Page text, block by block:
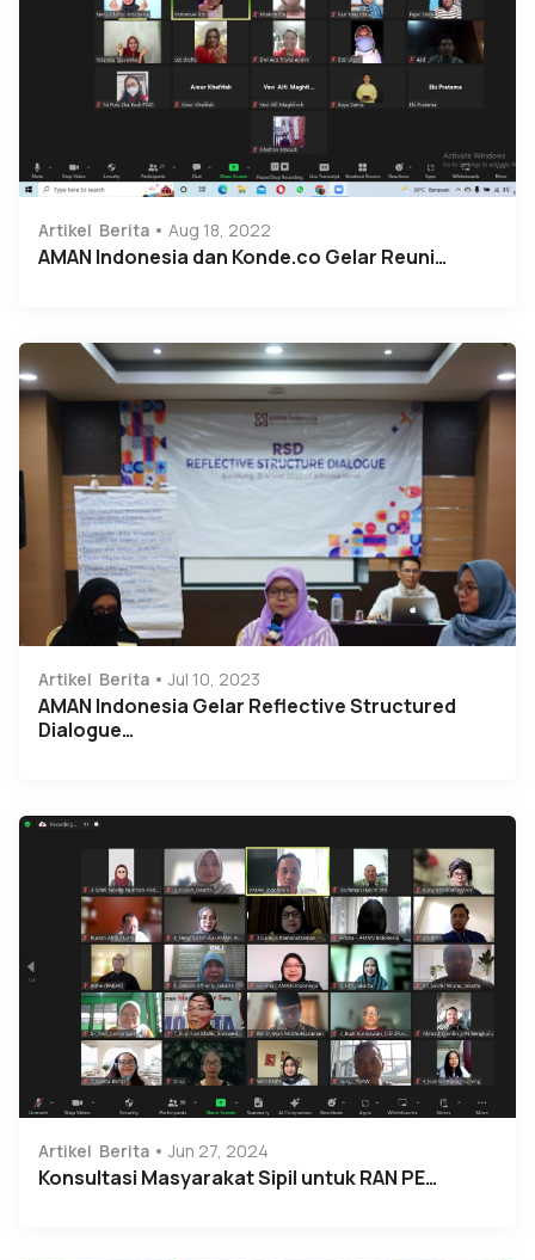
Artikel Berita Aug 18, 2022
AMAN Indonesia dan Konde.co Gelar Reuni…
Artikel Berita Jul 10, 2023
AMAN Indonesia Gelar Reflective Structured
Dialogue…
Artikel Berita Jun 27, 2024
Konsultasi Masyarakat Sipil untuk RAN PE…